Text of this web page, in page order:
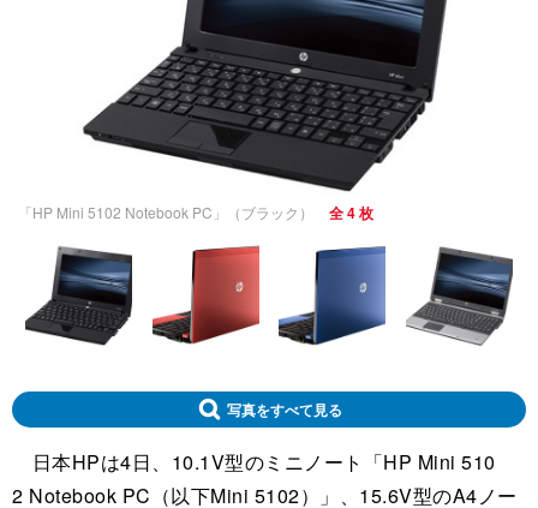
「HP Mini 5102 Notebook PC」（ブラック） 全 4 枚
写真をすべて見る
日本HPは4日、10.1V型のミニノート「HP Mini 510
2 Notebook PC（以下Mini 5102）」、15.6V型のA4ノー